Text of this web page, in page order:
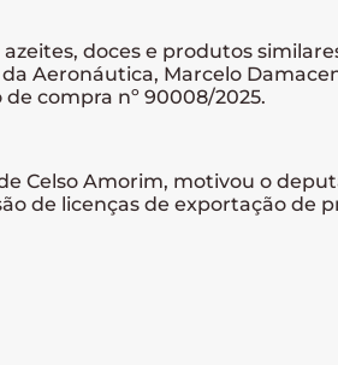
doces e produtos
Aeronáutica, Marcelo
compra nº 90008/2025.
Celso Amorim, motivou o
de licenças de exportação de